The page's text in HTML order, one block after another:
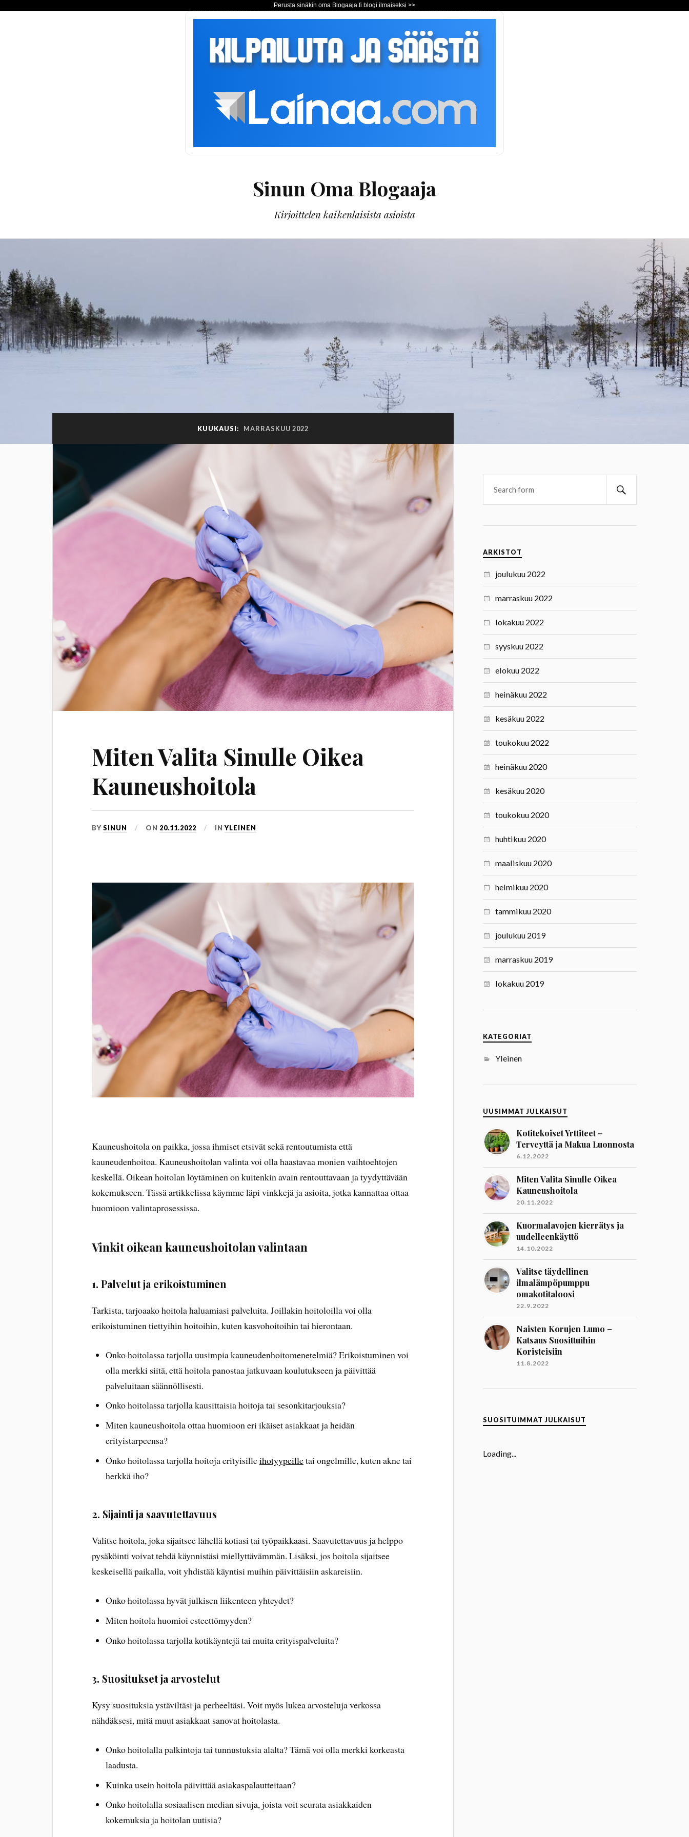
Perusta sinäkin oma Blogaaja.fi blogi ilmaiseksi >>
Sinun Oma Blogaaja
Kirjoittelen kaikenlaisista asioista
KUUKAUSI: MARRASKUU 2022
Miten Valita Sinulle Oikea
Kauneushoitola
BYSINUN ON 20.11.2022 INYLEINEN
Kauneushoitola on paikka, jossa ihmiset etsivät sekä rentoutumista että
kauneudenhoitoa. Kauneushoitolan valinta voi olla haastavaa monien vaihtoehtojen
keskellä. Oikean hoitolan löytäminen on kuitenkin avain rentouttavaan ja tyydyttävään
kokemukseen. Tässä artikkelissa käymme läpi vinkkejä ja asioita, jotka kannattaa ottaa
huomioon valintaprosessissa.
Vinkit oikean kauneushoitolan valintaan
1. Palvelut ja erikoistuminen
Tarkista, tarjoaako hoitola haluamiasi palveluita. Joillakin hoitoloilla voi olla
erikoistuminen tiettyihin hoitoihin, kuten kasvohoitoihin tai hierontaan.
Onko hoitolassa tarjolla uusimpia kauneudenhoitomenetelmiä? Erikoistuminen voi
olla merkki siitä, että hoitola panostaa jatkuvaan koulutukseen ja päivittää
palveluitaan säännöllisesti.
Onko hoitolassa tarjolla kausittaisia hoitoja tai sesonkitarjouksia?
Miten kauneushoitola ottaa huomioon eri ikäiset asiakkaat ja heidän
erityistarpeensa?
Onko hoitolassa tarjolla hoitoja erityisilleihotyypeilletai ongelmille, kuten akne tai
herkkä iho?
2. Sijainti ja saavutettavuus
Valitse hoitola, joka sijaitsee lähellä kotiasi tai työpaikkaasi. Saavutettavuus ja helppo
pysäköinti voivat tehdä käynnistäsi miellyttävämmän. Lisäksi, jos hoitola sijaitsee
keskeisellä paikalla, voit yhdistää käyntisi muihin päivittäisiin askareisiin.
Onko hoitolassa hyvät julkisen liikenteen yhteydet?
Miten hoitola huomioi esteettömyyden?
Onko hoitolassa tarjolla kotikäyntejä tai muita erityispalveluita?
3. Suositukset ja arvostelut
Kysy suosituksia ystäviltäsi ja perheeltäsi. Voit myös lukea arvosteluja verkossa
nähdäksesi, mitä muut asiakkaat sanovat hoitolasta.
Onko hoitolalla palkintoja tai tunnustuksia alalta? Tämä voi olla merkki korkeasta
laadusta.
Kuinka usein hoitola päivittää asiakaspalautteitaan?
Onko hoitolalla sosiaalisen median sivuja, joista voit seurata asiakkaiden
kokemuksia ja hoitolan uutisia?
ARKISTOT
joulukuu 2022
marraskuu 2022
lokakuu 2022
syyskuu 2022
elokuu 2022
heinäkuu 2022
kesäkuu 2022
toukokuu 2022
heinäkuu 2020
kesäkuu 2020
toukokuu 2020
huhtikuu 2020
maaliskuu 2020
helmikuu 2020
tammikuu 2020
joulukuu 2019
marraskuu 2019
lokakuu 2019
KATEGORIAT
Yleinen
UUSIMMAT JULKAISUT
Kotitekoiset Yrttiteet –
Terveyttä ja Makua Luonnosta
6.12.2022
Miten Valita Sinulle Oikea
Kauneushoitola
20.11.2022
Kuormalavojen kierrätys ja
uudelleenkäyttö
14.10.2022
Valitse täydellinen
ilmalämpöpumppu
omakotitaloosi
22.9.2022
Naisten Korujen Lumo –
Katsaus Suosittuihin
Koristeisiin
11.8.2022
SUOSITUIMMAT JULKAISUT
Loading...